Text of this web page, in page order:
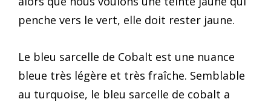
penche vers le vert, elle doit rester jaune.
Le bleu sarcelle de Cobalt est une nuance
bleue très légère et très fraîche. Semblable
au turquoise, le bleu sarcelle de cobalt a